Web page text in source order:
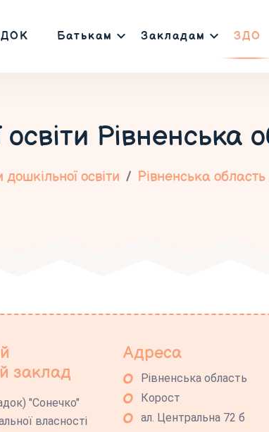
Батькам Закладам ЗДО
Рівненська
освіти Рівненська область
заклад
"Сонечко"
власності
Адреса
Рівненська область
Корост
ал. Центральна 72 б